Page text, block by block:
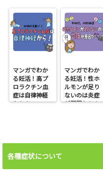
マンガでわか
る妊活！高プ
ロラクチン血
症は自律神経
から！
マンガでわか
る妊活！性ホ
ルモンが足り
ないのは炎症
が原因かも！
各種症状について